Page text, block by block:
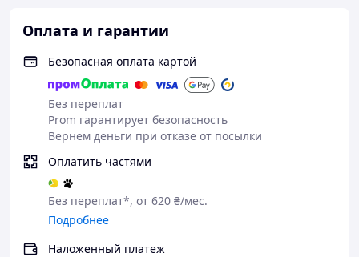
Оплата и гарантии
Безопасная оплата картой
Без переплат
Prom гарантирует безопасность
Вернем деньги при отказе от посылки
Оплатить частями
Без переплат*, от 620 ₴/мес.
Подробнее
Наложенный платеж